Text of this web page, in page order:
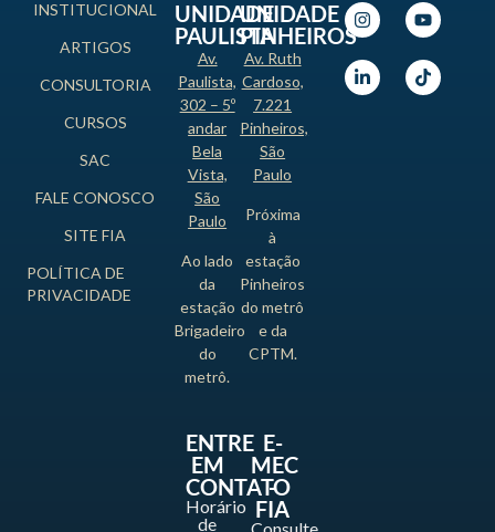
INSTITUCIONAL
ARTIGOS
CONSULTORIA
CURSOS
SAC
FALE CONOSCO
SITE FIA
POLÍTICA DE
PRIVACIDADE
UNIDADE
PAULISTA
Av.
Paulista,
302 – 5º
andar
Bela
Vista,
São
Paulo
Ao lado
da
estação
Brigadeiro
do
metrô.
UNIDADE
PINHEIROS
Av. Ruth
Cardoso,
7.221
Pinheiros,
São
Paulo
Próxima
à
estação
Pinheiros
do metrô
e da
CPTM.
ENTRE
EM
CONTATO
Horário
de
E-
MEC
-
FIA